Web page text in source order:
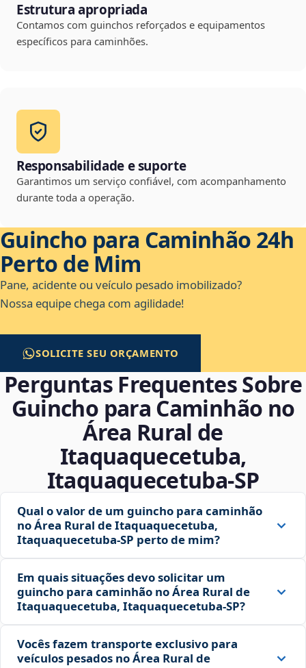
Estrutura apropriada
Contamos com guinchos reforçados e equipamentos
específicos para caminhões.
Responsabilidade e suporte
Garantimos um serviço confiável, com acompanhamento
durante toda a operação.
Guincho para Caminhão 24h
Perto de Mim
Pane, acidente ou veículo pesado imobilizado?
Nossa equipe chega com agilidade!
SOLICITE SEU ORÇAMENTO
Perguntas Frequentes Sobre
Guincho para Caminhão no
Área Rural de
Itaquaquecetuba,
Itaquaquecetuba‑SP
Qual o valor de um guincho para caminhão
no Área Rural de Itaquaquecetuba,
Itaquaquecetuba‑SP perto de mim?
Em quais situações devo solicitar um
guincho para caminhão no Área Rural de
Itaquaquecetuba, Itaquaquecetuba‑SP?
Vocês fazem transporte exclusivo para
veículos pesados no Área Rural de